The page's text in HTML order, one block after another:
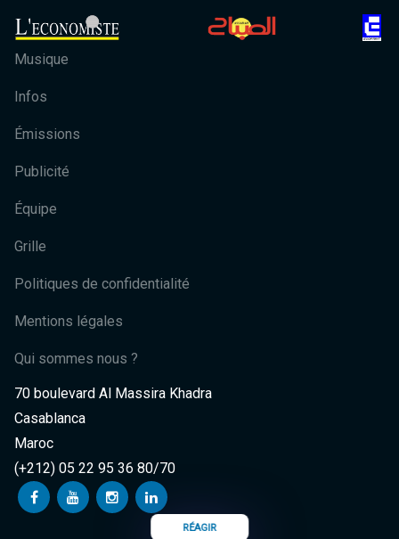
RÉAGIR
Musique
Infos
Émissions
Publicité
Équipe
Grille
Politiques de confidentialité
Mentions légales
Qui sommes nous ?
70 boulevard Al Massira Khadra
Casablanca
Maroc
(+212) 05 22 95 36 80/70